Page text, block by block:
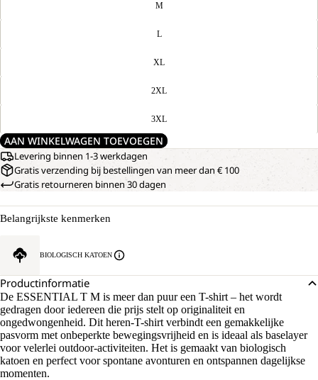
M
L
XL
2XL
3XL
AAN WINKELWAGEN TOEVOEGEN
Levering binnen 1-3 werkdagen
Gratis verzending bij bestellingen van meer dan € 100
Gratis retourneren binnen 30 dagen
Belangrijkste kenmerken
BIOLOGISCH KATOEN
Productinformatie
De ESSENTIAL T M is meer dan puur een T-shirt – het wordt
gedragen door iedereen die prijs stelt op originaliteit en
ongedwongenheid. Dit heren-T-shirt verbindt een gemakkelijke
pasvorm met onbeperkte bewegingsvrijheid en is ideaal als baselayer
voor velerlei outdoor-activiteiten. Het is gemaakt van biologisch
katoen en perfect voor spontane avonturen en ontspannen dagelijkse
momenten.